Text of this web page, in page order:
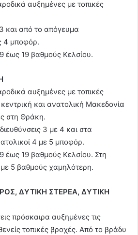
αυξημένες με τοπικές
και από το απόγευμα
4 μποφόρ.
έως 19 βαθμούς Κελσίου.
αυξημένες με τοπικές
και ανατολική Μακεδονία
στη Θράκη.
3 με 4 και στα
4 με 5 μποφόρ.
έως 19 βαθμούς Κελσίου. Στη
5 βαθμούς χαμηλότερη.
ΔΥΤΙΚΗ ΣΤΕΡΕΑ, ΔΥΤΙΚΗ
πρόσκαιρα αυξημένες τις
τοπικές βροχές. Από το βράδυ